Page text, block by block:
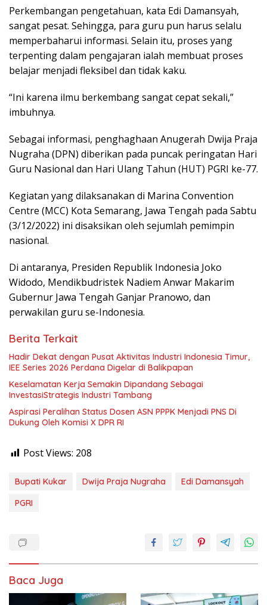
Perkembangan pengetahuan, kata Edi Damansyah,
sangat pesat. Sehingga, para guru pun harus selalu
memperbaharui informasi. Selain itu, proses yang
terpenting dalam pengajaran ialah membuat proses
belajar menjadi fleksibel dan tidak kaku.
“Ini karena ilmu berkembang sangat cepat sekali,”
imbuhnya.
Sebagai informasi, penghaghaan Anugerah Dwija Praja
Nugraha (DPN) diberikan pada puncak peringatan Hari
Guru Nasional dan Hari Ulang Tahun (HUT) PGRI ke-77.
Kegiatan yang dilaksanakan di Marina Convention
Centre (MCC) Kota Semarang, Jawa Tengah pada Sabtu
(3/12/2022) ini disaksikan oleh sejumlah pemimpin
nasional.
Di antaranya, Presiden Republik Indonesia Joko
Widodo, Mendikbudristek Nadiem Anwar Makarim
Gubernur Jawa Tengah Ganjar Pranowo, dan
perwakilan guru se-Indonesia.
Berita Terkait
Hadir Dekat dengan Pusat Aktivitas Industri Indonesia Timur,
IEE Series 2026 Perdana Digelar di Balikpapan
Keselamatan Kerja Semakin Dipandang Sebagai
InvestasiStrategis Industri Tambang
Aspirasi Peralihan Status Dosen ASN PPPK Menjadi PNS Di
Dukung Oleh Komisi X DPR RI
Post Views: 208
Bupati Kukar Dwija Praja Nugraha
Edi Damansyah
PGRI
Baca Juga